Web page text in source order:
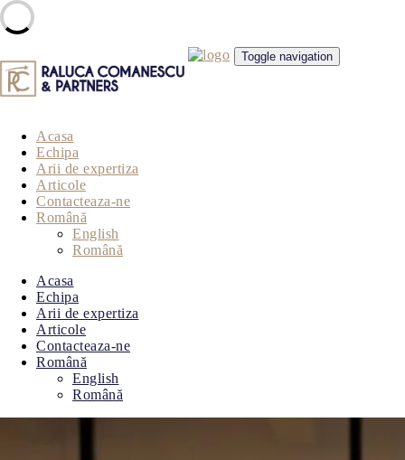
to
content
Toggle navigation
Acasa
Echipa
Arii de expertiza
Articole
Contacteaza-ne
Română
English
Română
Acasa
Echipa
Arii de expertiza
Articole
Contacteaza-ne
Română
English
Română